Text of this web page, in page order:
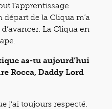
l’apprentissage
de la Cliqua m’a
La Cliqua en
as-tu aujourd’hui
Rocca, Daddy Lord
j’ai toujours respecté.